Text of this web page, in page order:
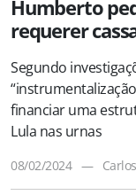
Humberto
requerer
Segundo
financiar uma
Lula nas urnas
08/02/2024 —